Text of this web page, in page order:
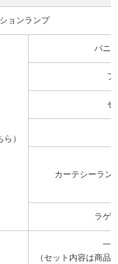
ョンランプ
）
バニ
フ
セ
カーテシーラン
ラゲ
一
（セット内容は商品